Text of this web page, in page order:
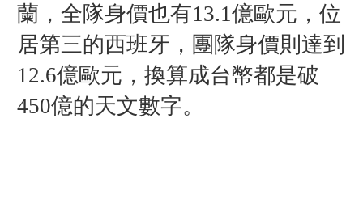
蘭，全隊身價也有13.1億歐元，位
居第三的西班牙，團隊身價則達到
12.6億歐元，換算成台幣都是破
450億的天文數字。